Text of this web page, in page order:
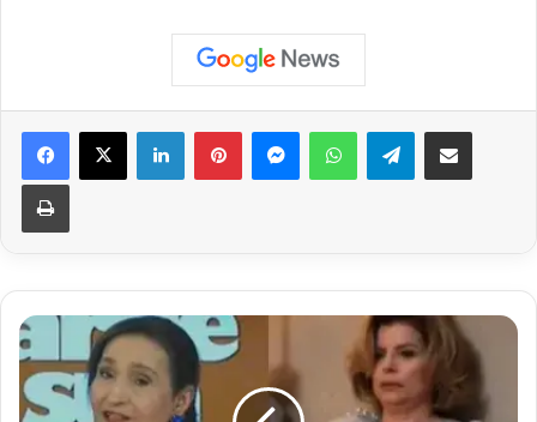
Facebook
X LinkedinPinterestMessengerWhatsAppTelegramCompartilhar via e-mail
Imprimir
Sonia
Abrão
Critica
Cena